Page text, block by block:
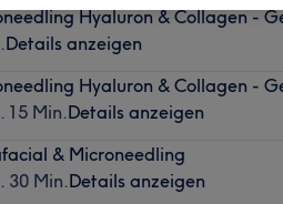
Hyaluron & Collagen -
Details anzeigen
Hyaluron & Collagen -
15 Min.Details anzeigen
& Microneedling
30 Min.Details anzeigen